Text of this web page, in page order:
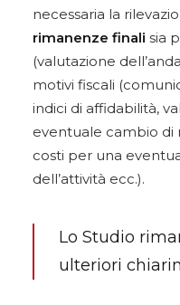
necessaria la
rimanenze finali sia
(valutazione
motivi fiscali
indici di affidabilità,
eventuale cambio di
costi per una
dell’attività ecc.).
Lo Studio
ulteriori